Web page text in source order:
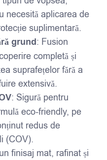
necesită aplicarea de
suplimentară.
grund: Fusion
completă și
suprafețelor fără a
extensivă.
: Sigură pentru
eco-friendly, pe
redus de
(COV).
finisaj mat, rafinat și